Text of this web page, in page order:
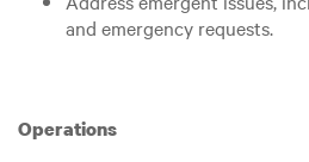
and emergency requests.
Operations